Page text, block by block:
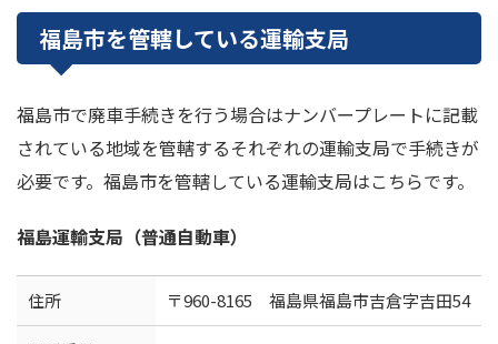
福島市を管轄している運輸支局
福島市で廃車手続きを行う場合はナンバープレートに記載
されている地域を管轄するそれぞれの運輸支局で手続きが
必要です。福島市を管轄している運輸支局はこちらです。
福島運輸支局（普通自動車）
住所 〒960-8165 福島県福島市吉倉字吉田54